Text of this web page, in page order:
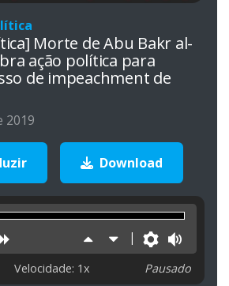
Morte de Abu Bakr al-
ação política para
de impeachment de
2019
Download
Aumentar
velocidade
Diminuir
velocidade
Velocidade: 1x Pausado